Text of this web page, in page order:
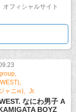
オフィシャルサイト
ャニ∞)
Jr.
なにわ男子 A
BOYZ